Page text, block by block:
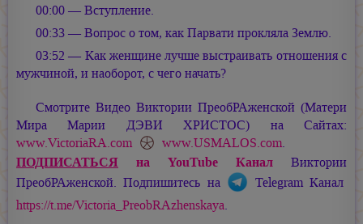
00:00 — Вступление.
00:33 — Вопрос о том, как Парвати прокляла Землю.
03:52 — Как женщине лучше выстраивать отношения с
мужчиной, и наоборот, с чего начать?
Смотрите Видео Виктории ПреобРАженской (Матери
МираМарии ДЭВИ ХРИСТОС) на Сайтах:
www.VictoriaRA.com
www.USMALOS.com.
ПОДПИСАТЬСЯ на YouTube Канал Виктории
ПреобРАженской. Подпишитесь на
Telegram Канал
https://t.me/Victoria_PreobRAzhenskaya.